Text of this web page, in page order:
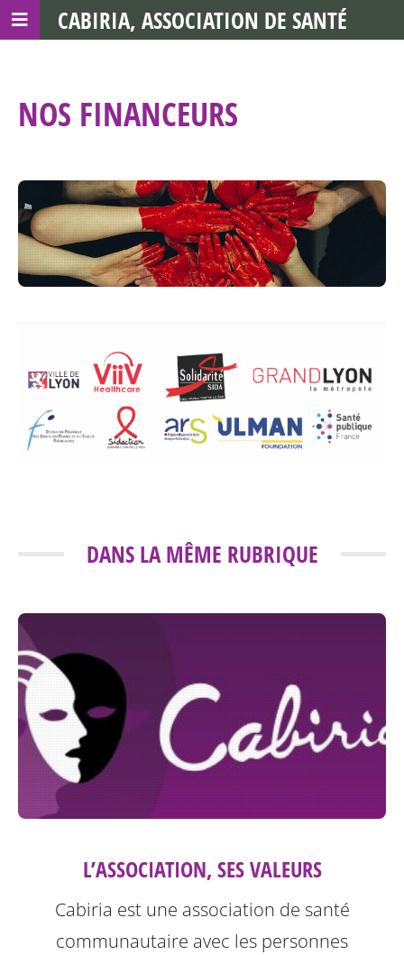
NOS FINANCEURS
DANS LA MÊME RUBRIQUE
L’ASSOCIATION, SES VALEURS
Cabiria est une association de santé
communautaire avec les personnes
CABIRIA, ASSOCIATION DE SANTÉ